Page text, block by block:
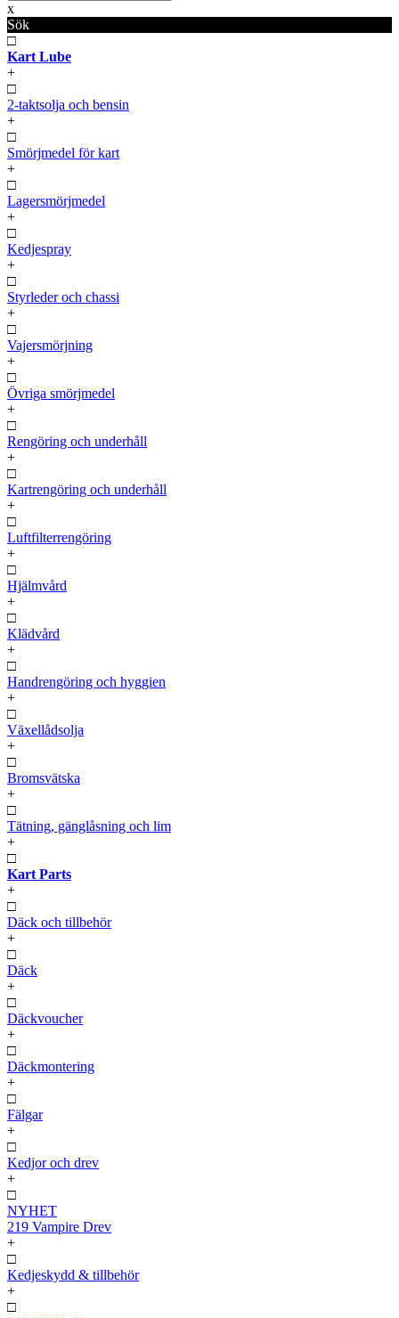
x
Sök
□
Kart Lube
+
□
2-taktsolja och bensin
+
□
Smörjmedel för kart
+
□
Lagersmörjmedel
+
□
Kedjespray
+
□
Styrleder och chassi
+
□
Vajersmörjning
+
□
Övriga smörjmedel
+
□
Rengöring och underhåll
+
□
Kartrengöring och underhåll
+
□
Luftfilterrengöring
+
□
Hjälmvård
+
□
Klädvård
+
□
Handrengöring och hyggien
+
□
Växellådsolja
+
□
Bromsvätska
+
□
Tätning, gänglåsning och lim
+
□
Kart Parts
+
□
Däck och tillbehör
+
□
Däck
+
□
Däckvoucher
+
□
Däckmontering
+
□
Fälgar
+
□
Kedjor och drev
+
□
NYHET
219 Vampire Drev
+
□
Kedjeskydd & tillbehör
+
□